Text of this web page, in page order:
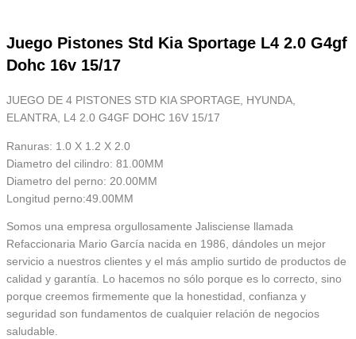
Juego Pistones Std Kia Sportage L4 2.0 G4gf
Dohc 16v 15/17
JUEGO DE 4 PISTONES STD KIA SPORTAGE, HYUNDA,
ELANTRA, L4 2.0 G4GF DOHC 16V 15/17
Ranuras: 1.0 X 1.2 X 2.0
Diametro del cilindro: 81.00MM
Diametro del perno: 20.00MM
Longitud perno:49.00MM
Somos una empresa orgullosamente Jalisciense llamada
Refaccionaria Mario García nacida en 1986, dándoles un mejor
servicio a nuestros clientes y el más amplio surtido de productos de
calidad y garantía. Lo hacemos no sólo porque es lo correcto, sino
porque creemos firmemente que la honestidad, confianza y
seguridad son fundamentos de cualquier relación de negocios
saludable.